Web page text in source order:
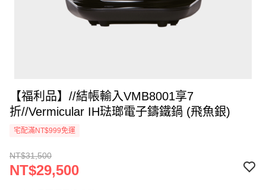
【福利品】//結帳輸入VMB8001享7
折//Vermicular IH琺瑯電子鑄鐵鍋 (飛魚銀)
宅配滿NT$999免運
NT$31,500
NT$29,500